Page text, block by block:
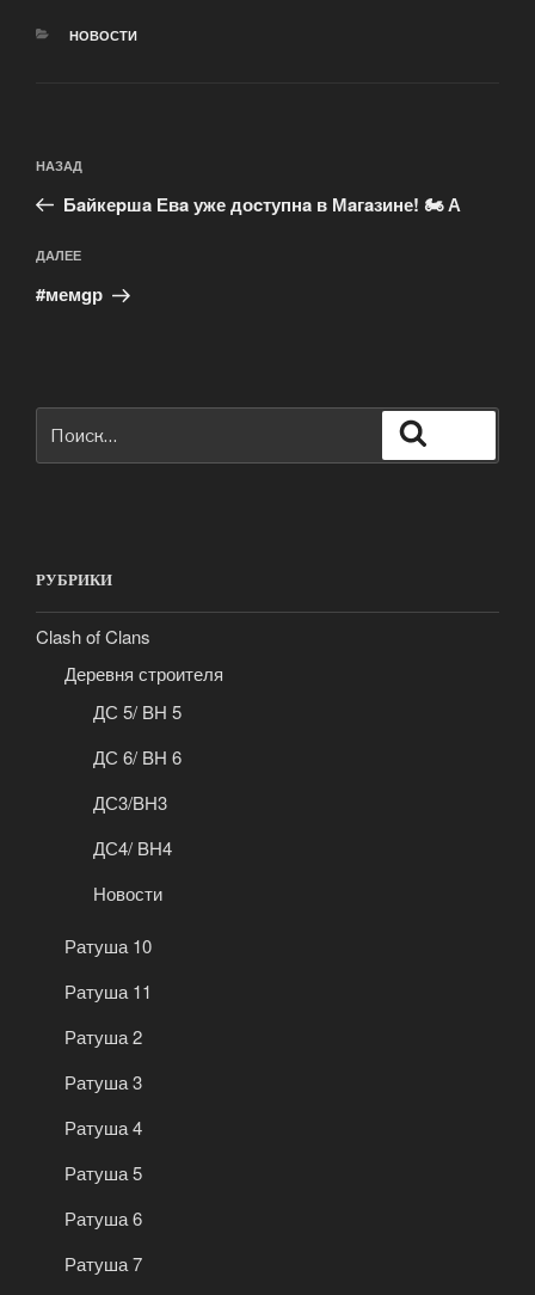
РУБРИКИ
НОВОСТИ
по
записям
Предыдущая
запись:
НАЗАД
Бaйкеpшa Евa уже доcтупнa в Мaгaзине! 🏍 А
Следующая
запись
ДАЛЕЕ
#мемgр
РУБРИКИ
Clash of Clans
Деревня строителя
ДС 5/ BH 5
ДС 6/ BH 6
ДС3/BH3
ДС4/ BH4
Новости
Ратуша 10
Ратуша 11
Ратуша 2
Ратуша 3
Ратуша 4
Ратуша 5
Ратуша 6
Ратуша 7